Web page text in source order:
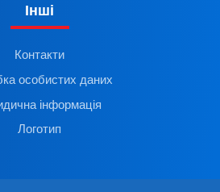
Інші
Контакти
особистих даних
інформація
Логотип